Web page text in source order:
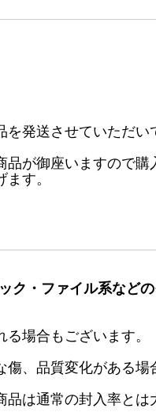
発送させていただい
が御座いますので
す。
ク・ファイル系など
場合もございます。
、品質変化がある場
は通常の封入率とは